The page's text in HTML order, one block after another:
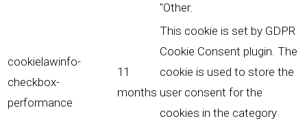
"Other.
cookielawinfo-
checkbox-
performance
11
months
This cookie is set by GDPR
Cookie Consent plugin. The
cookie is used to store the
user consent for the
cookies in the category